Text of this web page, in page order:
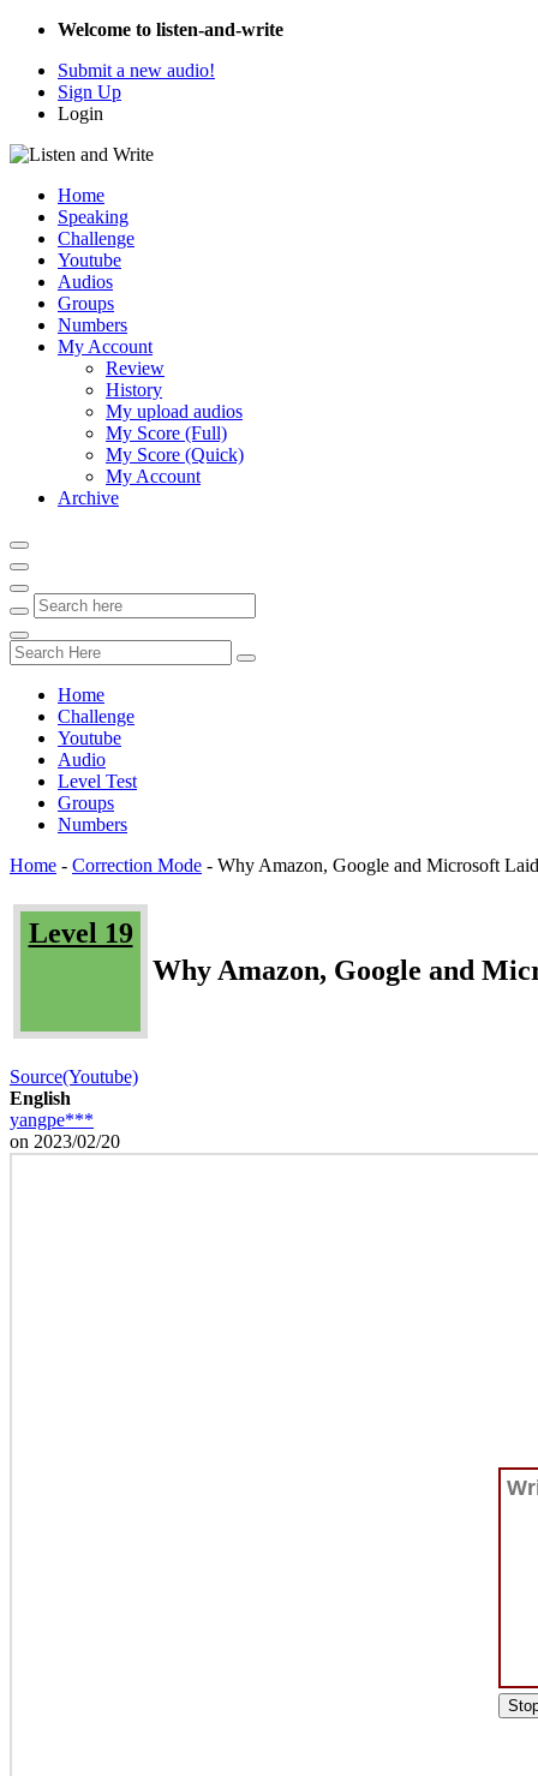
Welcome to listen-and-write
Submit a new audio!
Sign Up
Login
Home
Speaking
Challenge
Youtube
Audios
Groups
Numbers
My Account
Review
History
My upload audios
My Score (Full)
My Score (Quick)
My Account
Archive
Home
Challenge
Youtube
Audio
Level Test
Groups
Numbers
Home - Correction Mode - Why Amazon, Google and Microsoft
Level 19
Why Amazon, Google and
Source(Youtube)
English
yangpe***
on 2023/02/20